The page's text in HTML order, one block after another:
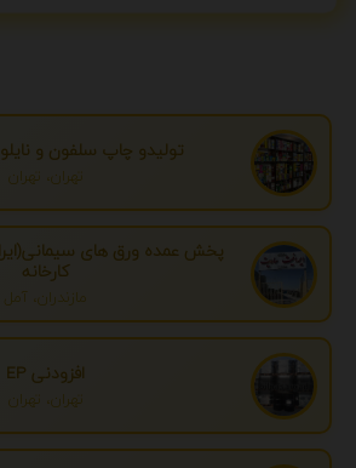
تولیدو چاپ سلفون و
تهران، تهران
پخش عمده ورق های
کارخانه
مازندران، آمل
افزودنی EP
تهران، تهران